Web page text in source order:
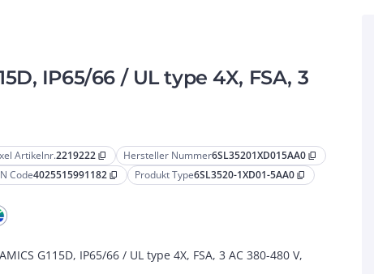
IP65/66 / UL type 4X, FSA, 3
Artikelnr.2219222 content_copy Hersteller Nummer6SL35201XD015AA0 content_copy
Code4025515991182 content_copy Produkt Type6SL3520-1XD01-5AA0 content_copy
G115D, IP65/66 / UL type 4X, FSA, 3 AC 380-480 V,